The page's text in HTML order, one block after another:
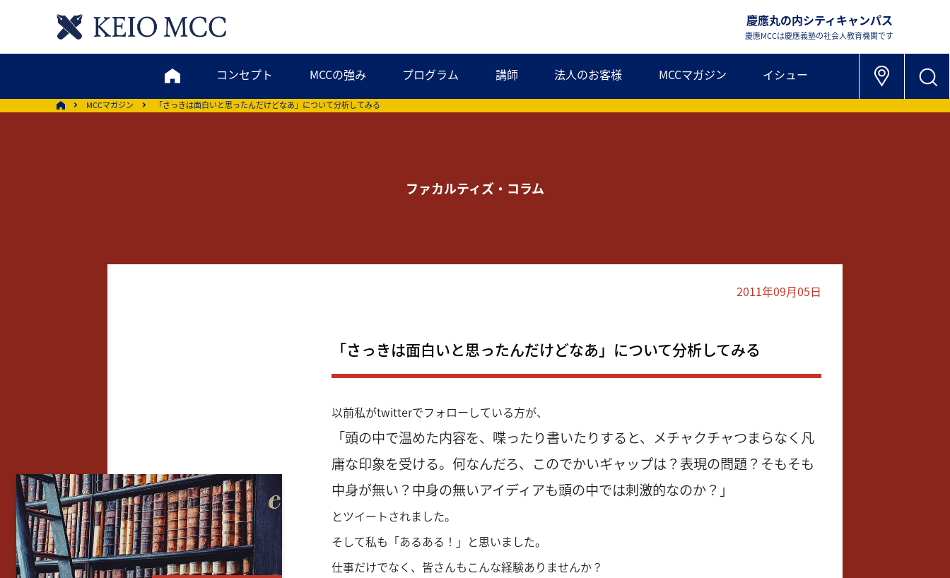
慶應丸の内シティキャンパス
慶應MCCは慶應義塾の社会人教育機関です
コンセプト MCCの強み プログラム 講師 法人のお客様 MCCマガジン イシュー
MCCマガジン 「さっきは面白いと思ったんだけどなあ」について分析してみる
ファカルティズ・コラム
2011年09月05日
「さっきは面白いと思ったんだけどなあ」について分析してみる
以前私がtwitterでフォローしている方が、
「頭の中で温めた内容を、喋ったり書いたりすると、メチャクチャつまらなく凡
庸な印象を受ける。何なんだろ、このでかいギャップは？表現の問題？そもそも
中身が無い？中身の無いアイディアも頭の中では刺激的なのか？」
とツイートされました。
そして私も「あるある！」と思いました。
仕事だけでなく、皆さんもこんな経験ありませんか？